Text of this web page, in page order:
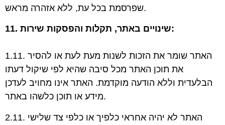
שפרסמת בכל עת, ללא אזהרה מראש.
11. שינויים באתר, תקלות והפסקות שירות:
1.11. האתר שומר את הזכות לשנות מעת לעת או להסיר
את תוכן האתר מכל סיבה שהיא לפי שיקול דעתו
הבלעדית וללא הודעה מוקדמת. האתר אינו מחויב לעדכן
מידע או תוכן כלשהו באתר.
2.11. האתר לא יהיה אחראי כלפיך או כלפי צד שלישי